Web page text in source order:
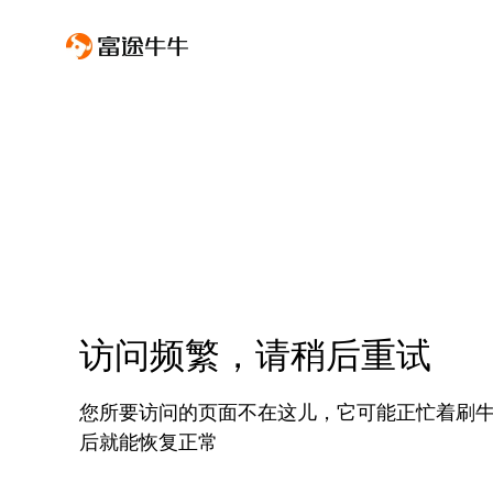
访问频繁，请稍后重试
您所要访问的页面不在这儿，它可能正忙着刷
后就能恢复正常